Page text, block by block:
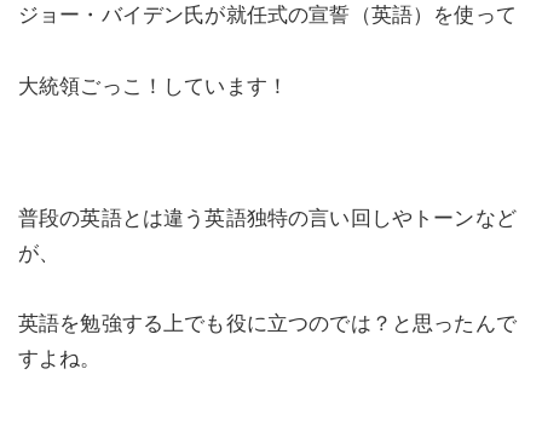
ジョー・バイデン氏が就任式の宣誓（英語）を使って
大統領ごっこ！しています！
普段の英語とは違う英語独特の言い回しやトーンなど
が、
英語を勉強する上でも役に立つのでは？と思ったんで
すよね。